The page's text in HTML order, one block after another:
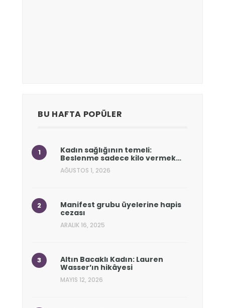
BU HAFTA POPÜLER
Kadın sağlığının temeli:
Beslenme sadece kilo vermek…
AĞUSTOS 1, 2026
Manifest grubu üyelerine hapis
cezası
ARALIK 16, 2025
Altın Bacaklı Kadın: Lauren
Wasser’ın hikâyesi
MAYIS 12, 2026